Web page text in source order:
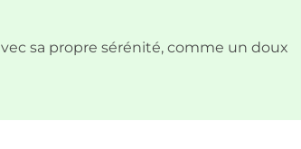
sa propre sérénité, comme un doux